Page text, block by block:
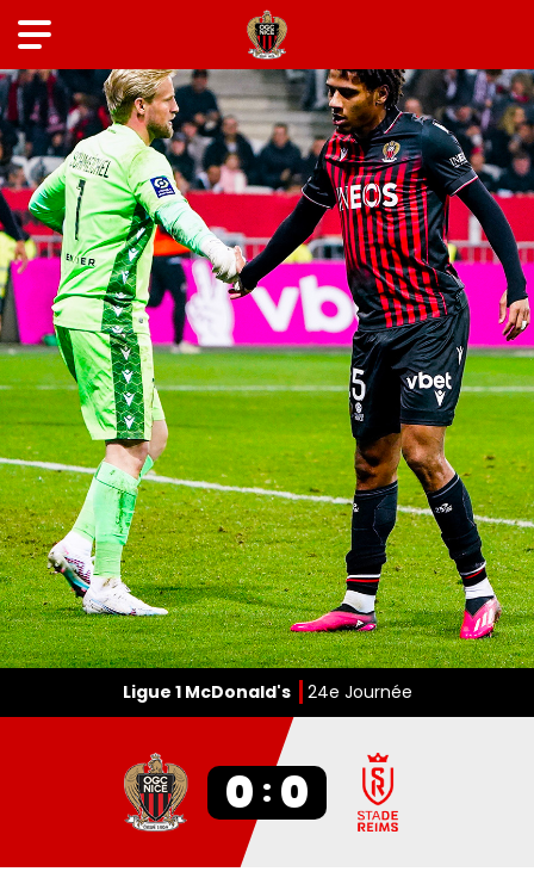
Ligue 1 McDonald's 24e Journée
0 : 0